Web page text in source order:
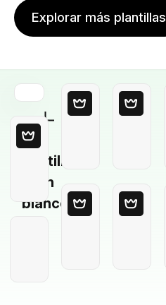
Explorar más plantillas
Plantilla
en
blanco